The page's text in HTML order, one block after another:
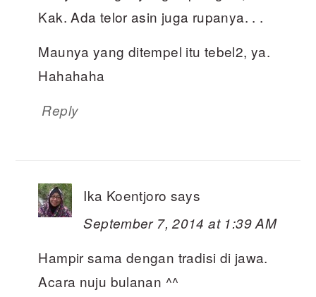
Kak. Ada telor asin juga rupanya. . .
Maunya yang ditempel itu tebel2, ya.
Hahahaha
Reply
Ika Koentjoro says
September 7, 2014 at 1:39 AM
Hampir sama dengan tradisi di jawa.
Acara nuju bulanan ^^